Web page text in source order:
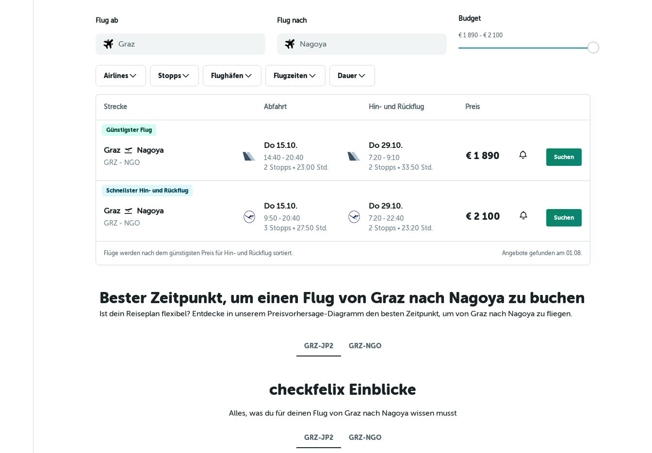
Flug ab Flug nach Budget
€ 1 890 - € 2 100
Airlines Stopps Flughäfen Flugzeiten Dauer
Strecke Abfahrt Hin- und Rückflug Preis
Günstigster Flug
Graz Nagoya
GRZ Graz
- NGO
Do 15.10.
14:40 - 20:40
2 Stopps
23:00 Std.
Do 29.10.
7:20 - 9:10
2 Stopps
33:50 Std.
€ 1 890 Suchen
Schnellster Hin- und Rückflug
Graz Nagoya
GRZ Graz
- NGO
Do 15.10.
9:50 - 20:40
3 Stopps
27:50 Std.
Do 29.10.
7:20 - 22:40
2 Stopps
23:20 Std.
€ 2 100 Suchen
Flüge werden nach dem günstigsten Preis für Hin- und Rückflug sortiert. Angebote gefunden am 01.08.
Bester Zeitpunkt, um einen Flug von Graz nach Nagoya zu buchen
Ist dein Reiseplan flexibel? Entdecke in unserem Preisvorhersage-Diagramm den besten Zeitpunkt, um von Graz nach Nagoya zu fliegen.
GRZ-JP2 GRZ-NGO
checkfelix Einblicke
Alles, was du für deinen Flug von Graz nach Nagoya wissen musst
GRZ-JP2 GRZ-NGO